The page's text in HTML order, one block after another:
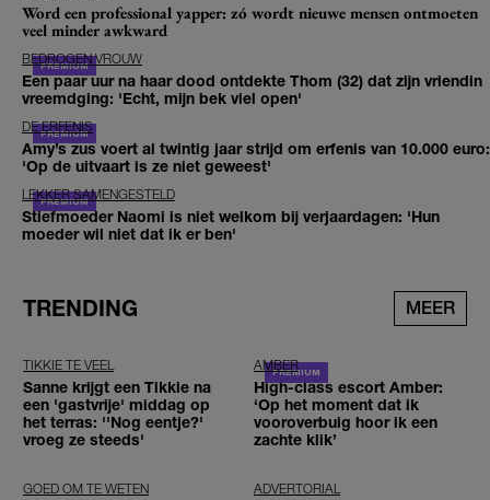
Word een professional yapper: zó wordt nieuwe mensen ontmoeten
veel minder awkward
BEDROGEN VROUW
Een paar uur na haar dood ontdekte Thom (32) dat zijn vriendin
vreemdging: 'Echt, mijn bek viel open'
DE ERFENIS
Amy’s zus voert al twintig jaar strijd om erfenis van 10.000 euro:
'Op de uitvaart is ze niet geweest'
LEKKER SAMENGESTELD
Stiefmoeder Naomi is niet welkom bij verjaardagen: 'Hun
moeder wil niet dat ik er ben'
TRENDING MEER
TIKKIE TE VEEL
Sanne krijgt een Tikkie na
een 'gastvrije' middag op
het terras: ''Nog eentje?'
vroeg ze steeds'
AMBER
High-class escort Amber:
‘Op het moment dat ik
vooroverbuig hoor ik een
zachte klik’
GOED OM TE WETEN ADVERTORIAL